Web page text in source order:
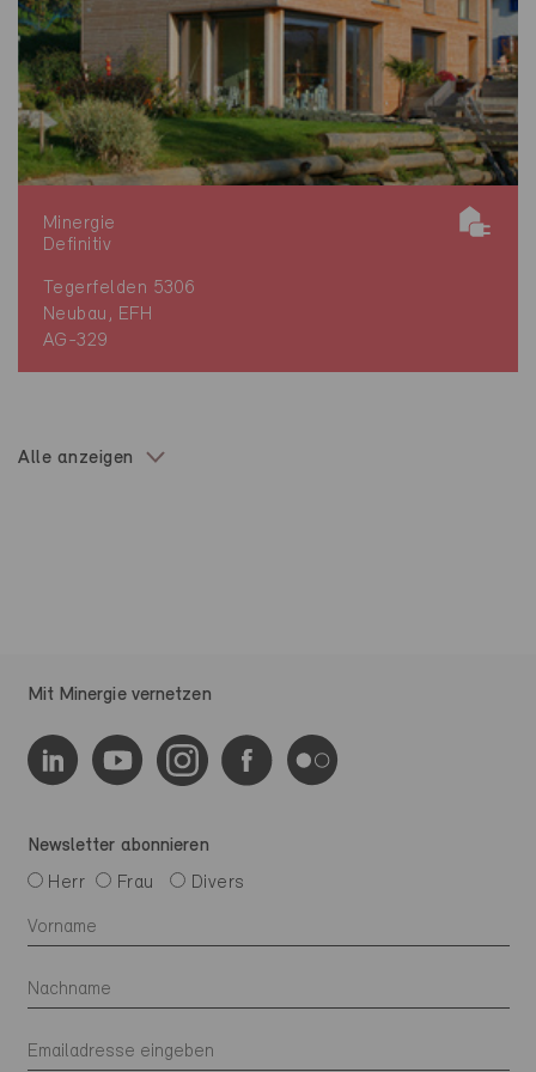
Minergie
Definitiv
Tegerfelden 5306
Neubau, EFH
AG-329
Alle anzeigen
Mit Minergie vernetzen
Newsletter abonnieren
Herr
Frau Divers